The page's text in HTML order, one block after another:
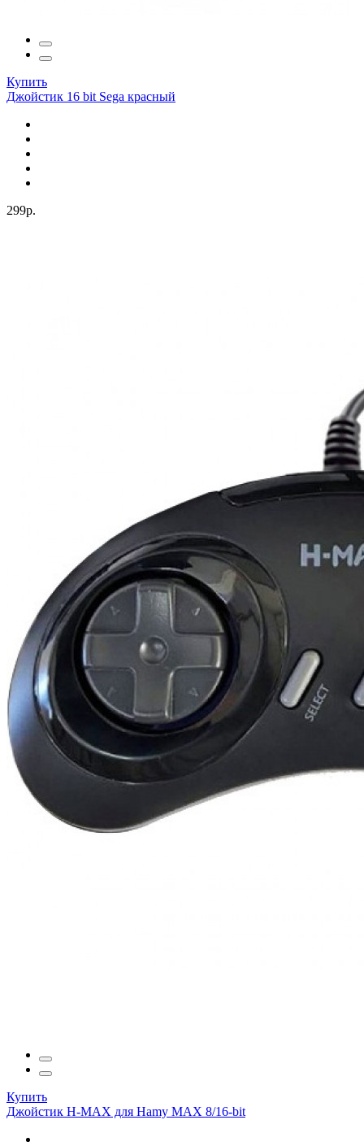
Купить
Джойстик 16 bit Sega красный
299р.
Купить
Джойстик H-MAX для Hamy MAX 8/16-bit